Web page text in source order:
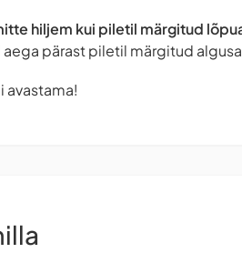
hiljem kui piletil märgitud
pärast piletil märgitud
avastama!